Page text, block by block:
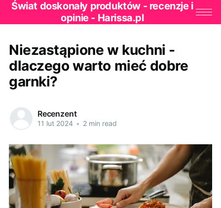
Świat doskonały produktów - recenzje i
opinie - Harissa.pl
Niezastąpione w kuchni -
dlaczego warto mieć dobre
garnki?
Recenzent
11 lut 2024 • 2 min read